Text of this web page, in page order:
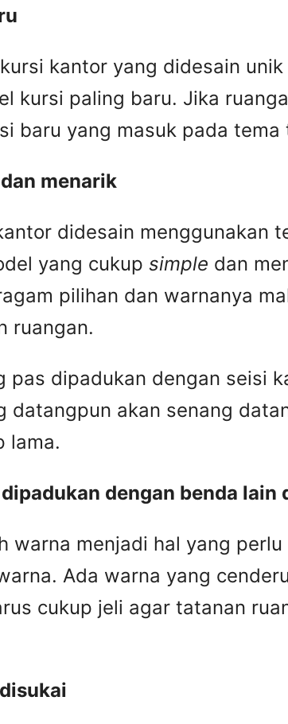
kantor yang didesain
kursi paling baru. Jika
baru yang masuk pada tema
menarik
didesain menggunakan
yang cukup simple dan
pilihan dan warnanya
ruangan.
pas dipadukan dengan seisi
datangpun akan senang
lama.
dengan benda lain
warna menjadi hal yang
Ada warna yang
cukup jeli agar tatanan